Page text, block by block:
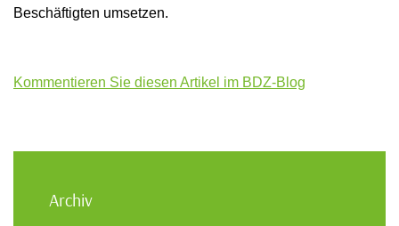
Beschäftigten umsetzen.
Kommentieren Sie diesen Artikel im BDZ-Blog
Archiv